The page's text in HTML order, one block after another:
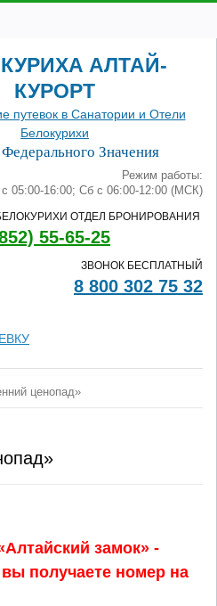
АЛТАЙ-
КУРОРТ
путевок в Санатории и Отели
Белокурихи
Значения
Режим работы:
05:00-16:00; Сб с 06:00-12:00 (МСК)
ОТДЕЛ БРОНИРОВАНИЯ
55-65-25
ЗВОНОК БЕСПЛАТНЫЙ
8 800 302 75 32
ценопад»
замок» -
получаете номер на